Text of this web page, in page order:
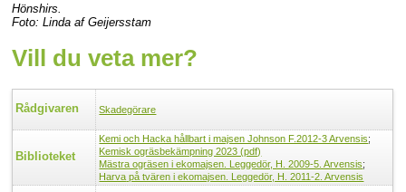
Hönshirs.
Foto: Linda af Geijersstam
Vill du veta mer?
Rådgivaren Skadegörare
Biblioteket
Kemi och Hacka hållbart i majsen Johnson F.2012-3 Arvensis;
Kemisk ogräsbekämpning 2023 (pdf)
Mästra ogräsen i ekomajsen. Leggedör, H. 2009-5. Arvensis;
Harva på tvären i ekomajsen. Leggedör, H. 2011-2. Arvensis